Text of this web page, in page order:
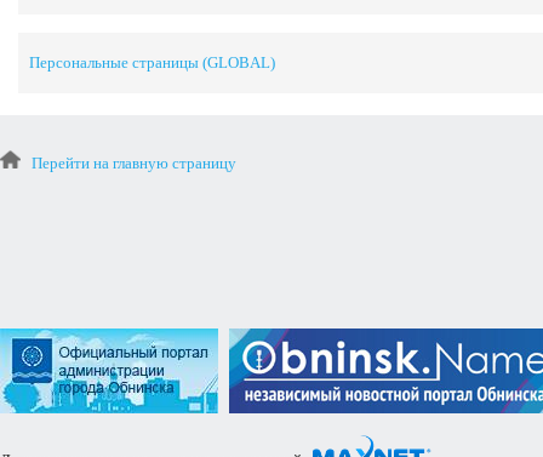
Персональные страницы (GLOBAL)
Перейти на главную страницу